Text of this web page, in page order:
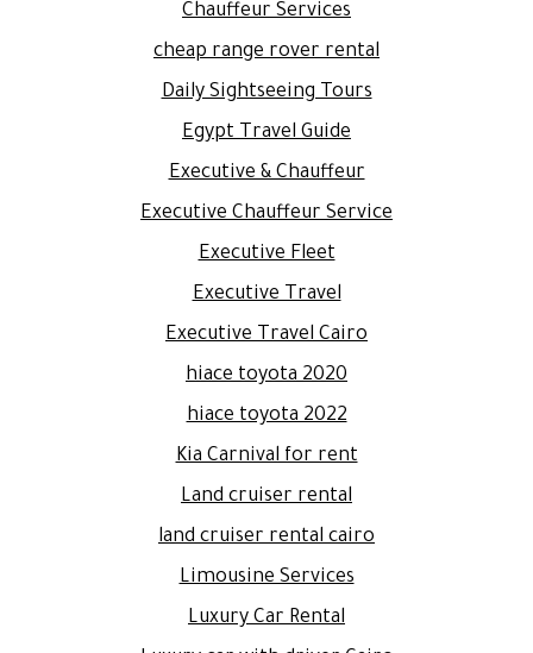
Chauffeur Services
cheap range rover rental
Daily Sightseeing Tours
Egypt Travel Guide
Executive & Chauffeur
Executive Chauffeur Service
Executive Fleet
Executive Travel
Executive Travel Cairo
hiace toyota 2020
hiace toyota 2022
Kia Carnival for rent
Land cruiser rental
land cruiser rental cairo
Limousine Services
Luxury Car Rental